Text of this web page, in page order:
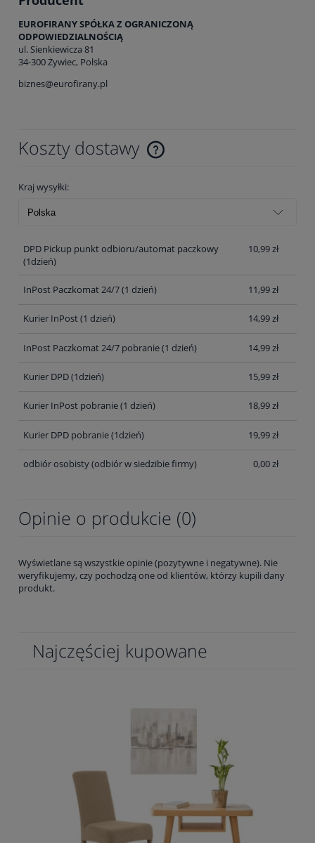
EUROFIRANY SPÓŁKA Z OGRANICZONĄ
ODPOWIEDZIALNOŚCIĄ
ul. Sienkiewicza 81
34-300 Żywiec, Polska
biznes@eurofirany.pl
Koszty dostawy
Cena nie zawiera ewentualnych kosztów płatności
Kraj wysyłki:
DPD Pickup punkt odbioru/automat paczkowy
(1dzień)
10,99 zł
InPost Paczkomat 24/7 (1 dzień) 11,99 zł
Kurier InPost (1 dzień) 14,99 zł
InPost Paczkomat 24/7 pobranie (1 dzień) 14,99 zł
Kurier DPD (1dzień) 15,99 zł
Kurier InPost pobranie (1 dzień) 18,99 zł
Kurier DPD pobranie (1dzień) 19,99 zł
odbiór osobisty(odbiór w siedzibie firmy) 0,00 zł
Opinie o produkcie (0)
Wyświetlane są wszystkie opinie (pozytywne i negatywne). Nie
weryfikujemy, czy pochodzą one od klientów, którzy kupili dany
produkt.
Najczęściej kupowane